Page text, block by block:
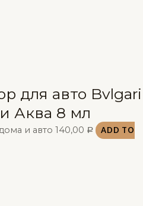
для авто Bvlgari
Аква 8 мл
и авто 140,00 Р
ADD TO